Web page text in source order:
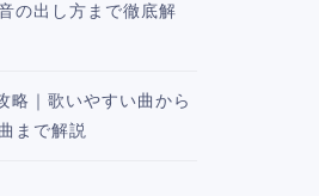
の出し方まで徹底解
略｜歌いやすい曲から
まで解説